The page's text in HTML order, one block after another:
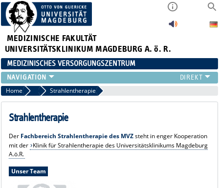
MEDIZINISCHE FAKULTÄT
UNIVERSITÄTSKLINIKUM MAGDEBURG A. ö. R.
MEDIZINISCHES VERSORGUNGSZENTRUM
ÜBER UNS
FACHBEREICHE
KARRIERE
DATENSCHUTZ
Home Fachbereiche
Strahlentherapie
Strahlentherapie
DerFachbereich Strahlentherapie des MVZsteht in enger Kooperation
mit der Klinik für Strahlentherapie des Universitätsklinikums Magdeburg
A.ö.R.
Unser Team